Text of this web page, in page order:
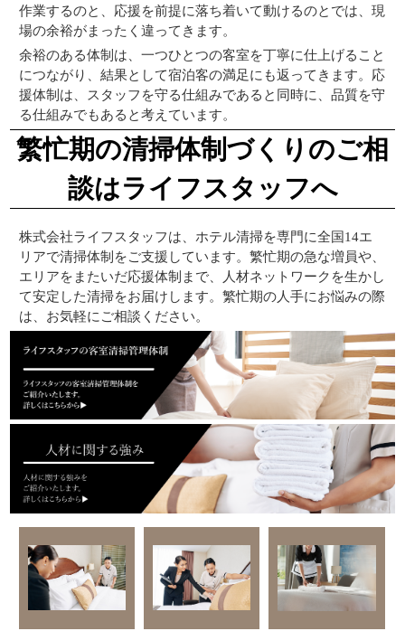
作業するのと、応援を前提に落ち着いて動けるのとでは、現
場の余裕がまったく違ってきます。
余裕のある体制は、一つひとつの客室を丁寧に仕上げること
につながり、結果として宿泊客の満足にも返ってきます。応
援体制は、スタッフを守る仕組みであると同時に、品質を守
る仕組みでもあると考えています。
繁忙期の清掃体制づくりのご相
談はライフスタッフへ
株式会社ライフスタッフは、ホテル清掃を専門に全国14エ
リアで清掃体制をご支援しています。繁忙期の急な増員や、
エリアをまたいだ応援体制まで、人材ネットワークを生かし
て安定した清掃をお届けします。繁忙期の人手にお悩みの際
は、お気軽にご相談ください。